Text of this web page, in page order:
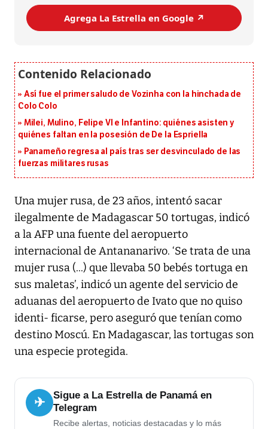
Agrega La Estrella en Google ↗️
Así fue el primer saludo de Vozinha con la hinchada de
Colo Colo
Milei, Mulino, Felipe VI e Infantino: quiénes asisten y
quiénes faltan en la posesión de De la Espriella
Panameño regresa al país tras ser desvinculado de las
fuerzas militares rusas
Una mujer rusa, de 23 años, intentó sacar
ilegalmente de Madagascar 50 tortugas, indicó
a la AFP una fuente del aeropuerto
internacional de Antananarivo. ‘Se trata de una
mujer rusa (...) que llevaba 50 bebés tortuga en
sus maletas’, indicó un agente del servicio de
aduanas del aeropuerto de Ivato que no quiso
identi- ficarse, pero aseguró que tenían como
destino Moscú. En Madagascar, las tortugas son
una especie protegida.
✈
Sigue a La Estrella de Panamá en
Telegram
Recibe alertas, noticias destacadas y lo más